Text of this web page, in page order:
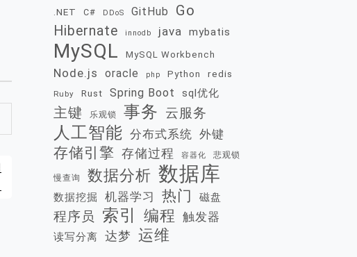
.NET C# DDoS GitHub Go
Hibernate innodb java mybatis
MySQL MySQL Workbench
Node.js oracle php Python redis
Ruby Rust Spring Boot sql优化
主键 乐观锁 事务 云服务
人工智能 分布式系统 外键
存储引擎 存储过程 容器化 悲观锁
慢查询 数据分析 数据库
数据挖掘 机器学习 热门 磁盘
程序员 索引 编程 触发器
读写分离 达梦 运维